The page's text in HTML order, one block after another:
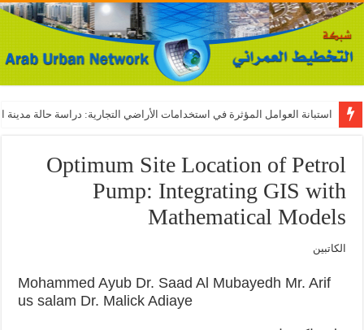
استبانة العوامل المؤثرة في استخدامات الأراضي التجارية: دراسة حالة مدينة
Optimum Site Location of Petrol
Pump: Integrating GIS with
Mathematical Models
الكاتبين
Mohammed Ayub Dr. Saad Al Mubayedh Mr. Arif
us salam Dr. Malick Adiaye